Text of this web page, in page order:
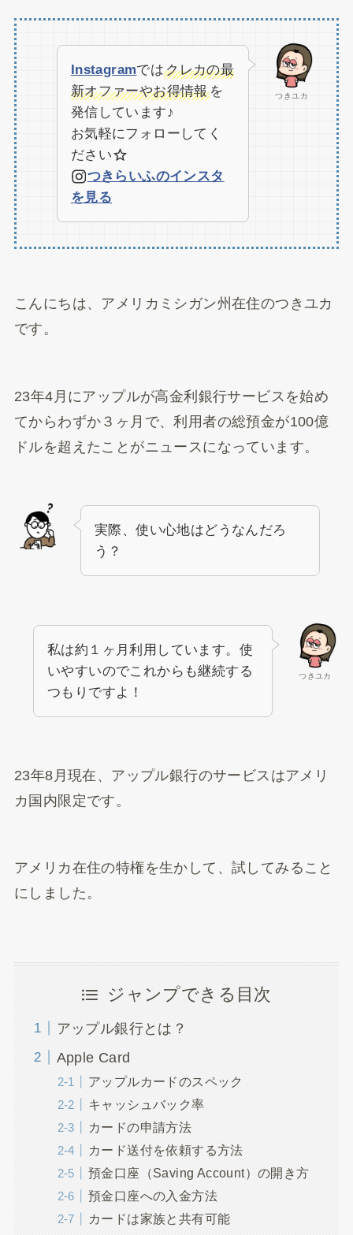
つきユカ
Instagramではクレカの最
新オファーやお得情報を
発信しています♪
お気軽にフォローしてく
ださい
つきらいふのインスタ
を見る
こんにちは、アメリカミシガン州在住のつきユカ
です。
23年4月にアップルが高金利銀行サービスを始め
てからわずか３ヶ月で、利用者の総預金が100億
ドルを超えたことがニュースになっています。
実際、使い心地はどうなんだろ
う？
つきユカ
私は約１ヶ月利用しています。使
いやすいのでこれからも継続する
つもりですよ！
23年8月現在、アップル銀行のサービスはアメリ
カ国内限定です。
アメリカ在住の特権を生かして、試してみること
にしました。
ジャンプできる目次
アップル銀行とは？
Apple Card
アップルカードのスペック
キャッシュバック率
カードの申請方法
カード送付を依頼する方法
預金口座（Saving Account）の開き方
預金口座への入金方法
カードは家族と共有可能